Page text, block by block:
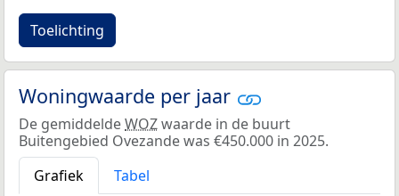
Toelichting
Woningwaarde per jaar
De gemiddeldeWOZwaarde in de buurt
Buitengebied Ovezande was €450.000 in 2025.
Grafiek
Tabel